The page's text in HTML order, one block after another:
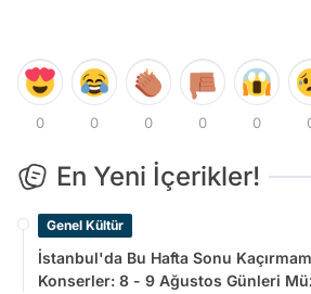
0 0 0 0 0
En Yeni İçerikler!
Genel Kültür
İstanbul'da Bu Hafta Sonu
Konserler: 8 - 9 Ağustos Günleri